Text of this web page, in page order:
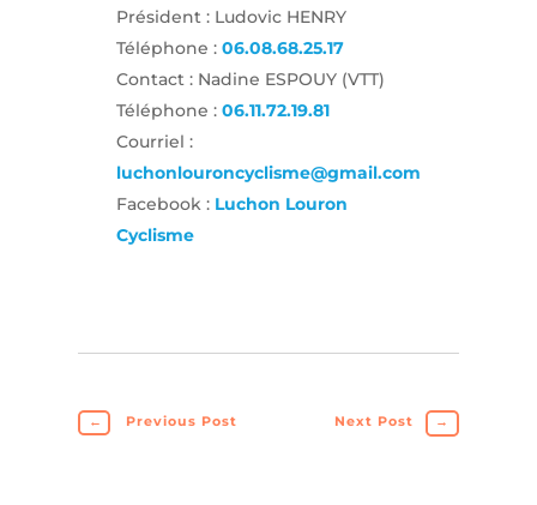
Président : Ludovic HENRY
Téléphone : 06.08.68.25.17
Contact : Nadine ESPOUY (VTT)
Téléphone : 06.11.72.19.81
Courriel :
luchonlouroncyclisme@gmail.com
Facebook : Luchon Louron
Cyclisme
← Previous Post Next Post →